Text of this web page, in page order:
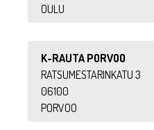
OULU
K-RAUTA PORVOO
RATSUMESTARINKATU 3
06100
PORVOO